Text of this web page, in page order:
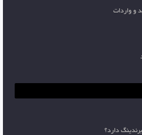
و واردات
دارد؟